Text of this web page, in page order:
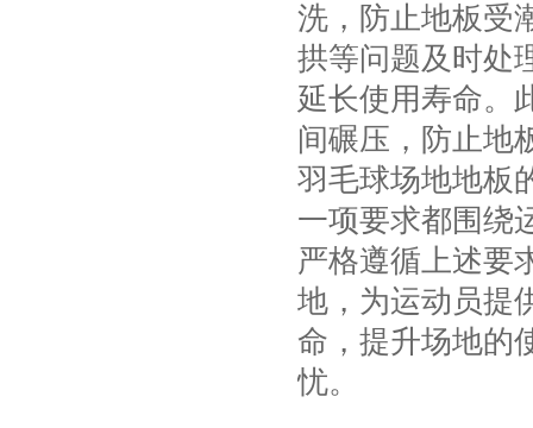
洗，防止地板受
拱等问题及时处
延长使用寿命。
间碾压，防止地
羽毛球场地地板
一项要求都围绕
严格遵循上述要
地，为运动员提
命，提升场地的
忧。